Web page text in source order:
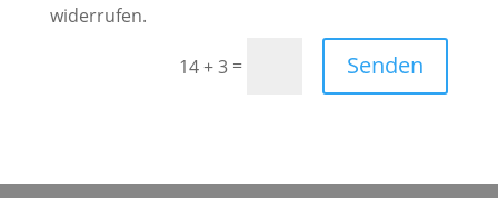
widerrufen.
14 + 3 = Senden